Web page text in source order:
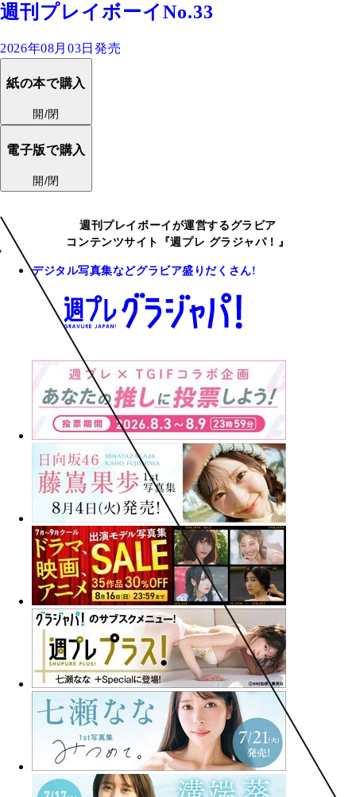
週刊プレイボーイNo.33
2026年08月03日発売
紙の本で購入
開/閉
電子版で購入
開/閉
週刊プレイボーイが運営するグラビア
コンテンツサイト『週プレ グラジャパ！』
デジタル写真集などグラビア盛りだくさん!